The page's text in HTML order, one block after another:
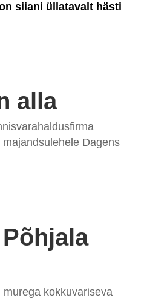
siiani üllatavalt hästi
alla
Dagens
kokkuvariseva